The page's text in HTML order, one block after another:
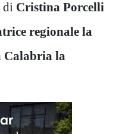
di Cristina Porcelli
regionale la
Calabria la